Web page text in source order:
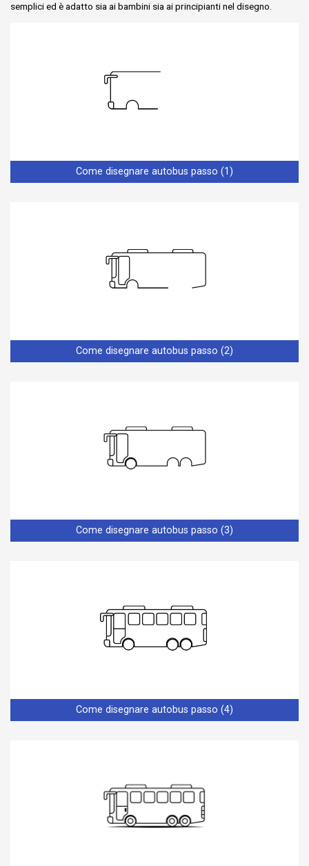
semplici ed è adatto sia ai bambini sia ai principianti nel disegno.
Come disegnare autobus passo (1)
Come disegnare autobus passo (2)
Come disegnare autobus passo (3)
Come disegnare autobus passo (4)